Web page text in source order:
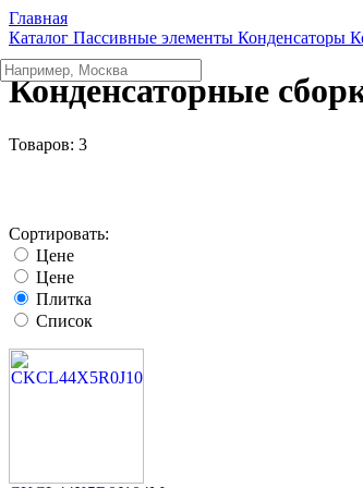
Главная
Каталог Пассивные элементы Конденсаторы
Конденсаторные
Товаров: 3
Сортировать:
Цене
Цене
Плитка
Список